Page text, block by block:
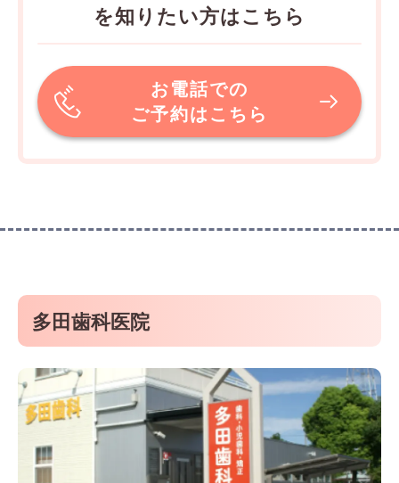
を知りたい方はこちら
お電話での
ご予約はこちら
多田歯科医院